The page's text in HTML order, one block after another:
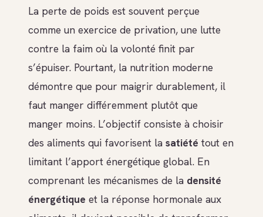
La perte de poids est souvent perçue
comme un exercice de privation, une lutte
contre la faim où la volonté finit par
s’épuiser. Pourtant, la nutrition moderne
démontre que pour maigrir durablement, il
faut manger différemment plutôt que
manger moins. L’objectif consiste à choisir
des aliments qui favorisent la satiété tout en
limitant l’apport énergétique global. En
comprenant les mécanismes de la densité
énergétique et la réponse hormonale aux